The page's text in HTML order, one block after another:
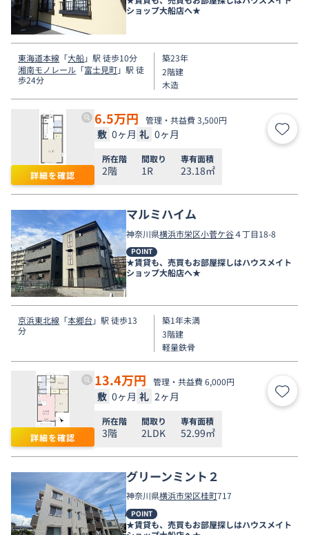
ショップ大船店へ★
東海道本線 「大船」駅 徒歩10分
湘南モノレール 「富士見町」駅 徒
歩24分
築23年
2階建
木造
詳細を確認
6.5万円 管理・共益費 3,500円
敷 0ヶ月 礼 0ヶ月 お気
所在階
2階
間取り
1R
専有面積
23.18㎡
マルミハイム
神奈川県横浜市栄区小菅ケ谷４丁目18-8
POINT
★賃貸も、売買もお部屋探しはハウスメイト
ショップ大船店へ★
京浜東北線 「本郷台」駅 徒歩13
分
築1年未満
3階建
軽量鉄骨
詳細を確認
13.4万円 管理・共益費 6,000円
敷 0ヶ月 礼 2ヶ月 お気
所在階
3階
間取り
2LDK
専有面積
52.99㎡
グリーンミント２
神奈川県横浜市栄区桂町717
POINT
★賃貸も、売買もお部屋探しはハウスメイト